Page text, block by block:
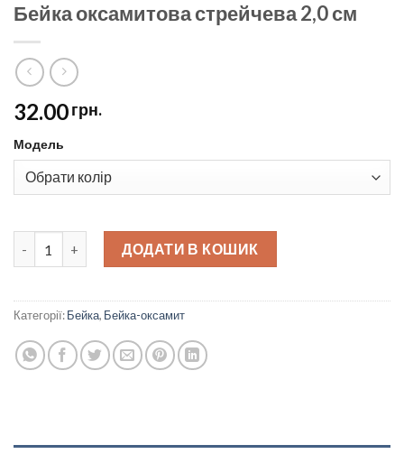
Бейка оксамитова стрейчева 2,0 см
32.00грн.
Модель
Бейка оксамитова стрейчева 2,0 см quantity
ДОДАТИ В КОШИК
Категорії:Бейка, Бейка-оксамит